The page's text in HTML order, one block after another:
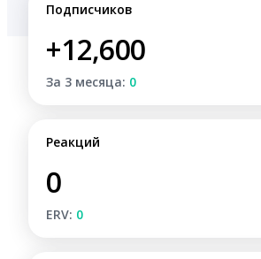
Подписчиков
+12,600
За 3 месяца: 0
Реакций
0
ERV: 0